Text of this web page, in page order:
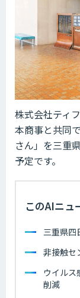
株式会社ティ
本商事と共同で
さん」を三重
予定です。
このAIニュ
三重県四
非接触セ
ウイルス
削減